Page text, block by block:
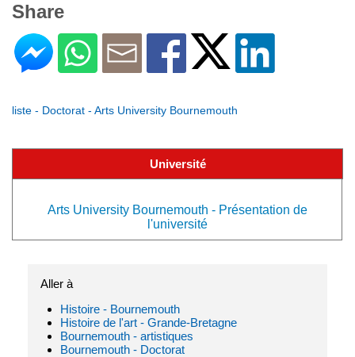
Share
liste - Doctorat - Arts University Bournemouth
Université
Arts University Bournemouth - Présentation de
l'université
Aller à
Histoire - Bournemouth
Histoire de l'art - Grande-Bretagne
Bournemouth - artistiques
Bournemouth - Doctorat